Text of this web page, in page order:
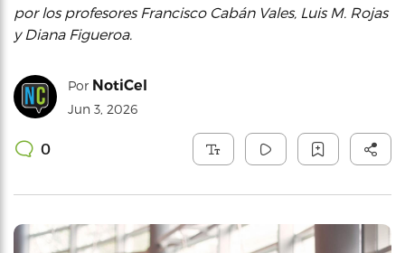
por los profesores Francisco Cabán Vales, Luis M. Rojas
y Diana Figueroa.
Por NotiCel
Jun 3, 2026
0